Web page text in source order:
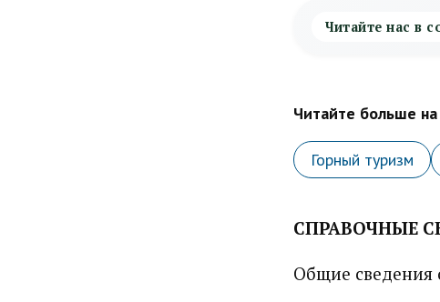
Читайте нас в
Читайте больше
Горный туризм
СПРАВОЧНЫЕ
Общие сведения